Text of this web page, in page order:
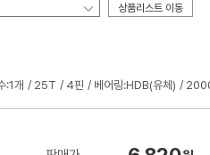
상품리스트 이동
:1개 25T 4핀 베어링:HDB(유체)